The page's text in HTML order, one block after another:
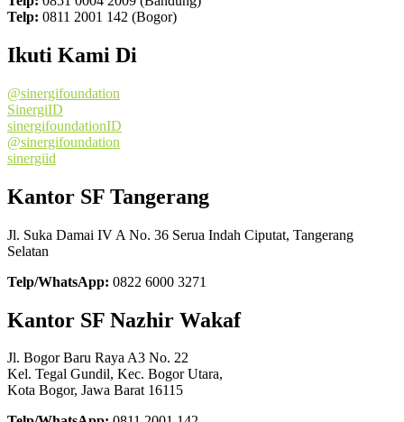
Telp: 0811 2001 142 (Bogor)
Ikuti Kami Di
@sinergifoundation
SinergiID
sinergifoundationID
@sinergifoundation
sinergiid
Kantor SF Tangerang
Jl. Suka Damai IV A No. 36 Serua Indah Ciputat, Tangerang
Selatan
Telp/WhatsApp: 0822 6000 3271
Kantor SF Nazhir Wakaf
Jl. Bogor Baru Raya A3 No. 22
Kel. Tegal Gundil, Kec. Bogor Utara,
Kota Bogor, Jawa Barat 16115